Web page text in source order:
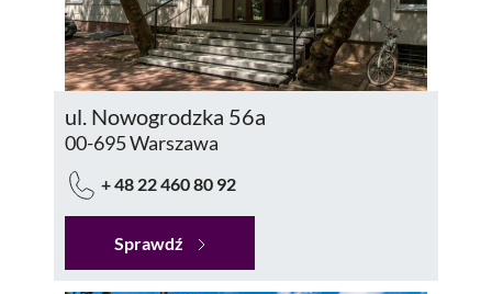
ul. Nowogrodzka 56a
00-695 Warszawa
+ 48 22 460 80 92
Sprawdź